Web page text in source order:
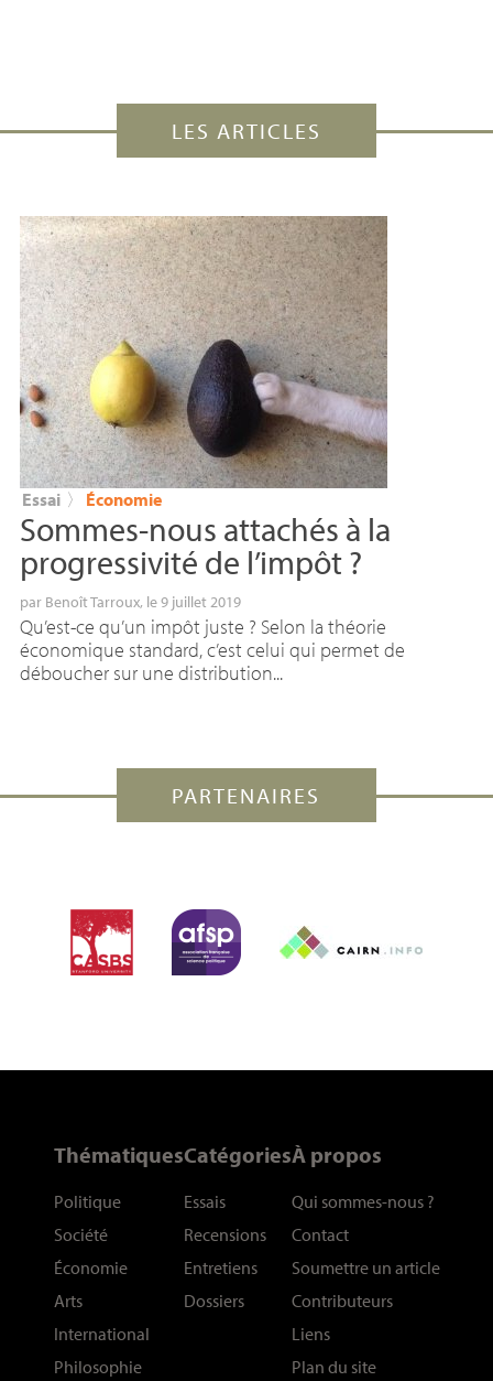
LES ARTICLES
Essai 〉 Économie
Sommes-nous attachés à la
progressivité de l’impôt?
par Benoît Tarroux, le 9 juillet 2019
Qu’est-ce qu’un impôt juste ? Selon la théorie
économique standard, c’est celui qui permet de
déboucher sur une distribution...
PARTENAIRES
Thématiques
Politique
Société
Économie
Arts
International
Philosophie
Catégories
Essais
Recensions
Entretiens
Dossiers
À propos
Qui sommes-nous ?
Contact
Soumettre un article
Contributeurs
Liens
Plan du site